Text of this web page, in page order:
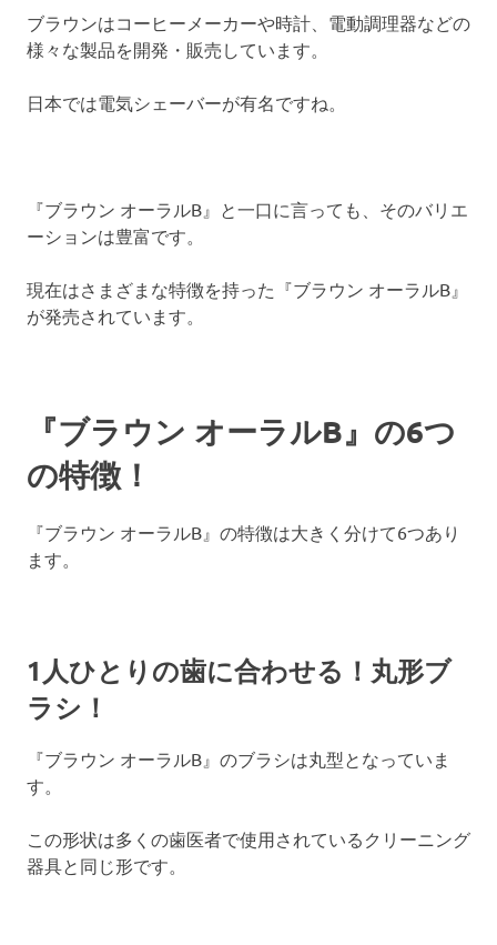
ブラウンはコーヒーメーカーや時計、電動調理器などの
様々な製品を開発・販売しています。
日本では電気シェーバーが有名ですね。
『ブラウン オーラルB』と一口に言っても、そのバリエ
ーションは豊富です。
現在はさまざまな特徴を持った『ブラウン オーラルB』
が発売されています。
『ブラウン オーラルB』の6つ
の特徴！
『ブラウン オーラルB』の特徴は大きく分けて6つあり
ます。
1人ひとりの歯に合わせる！丸形ブ
ラシ！
『ブラウン オーラルB』のブラシは丸型となっていま
す。
この形状は多くの歯医者で使用されているクリーニング
器具と同じ形です。